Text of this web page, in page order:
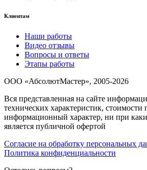
Клиентам
Наши работы
Видео отзывы
Вопросы и ответы
Этапы работы
ООО «АбсолютМастер», 2005-2026
Вся представленная на сайте
технических характеристик, стоимости
информационный характер, ни при
является публичной офертой
Согласие на обработку персональных
Политика конфиденциальности